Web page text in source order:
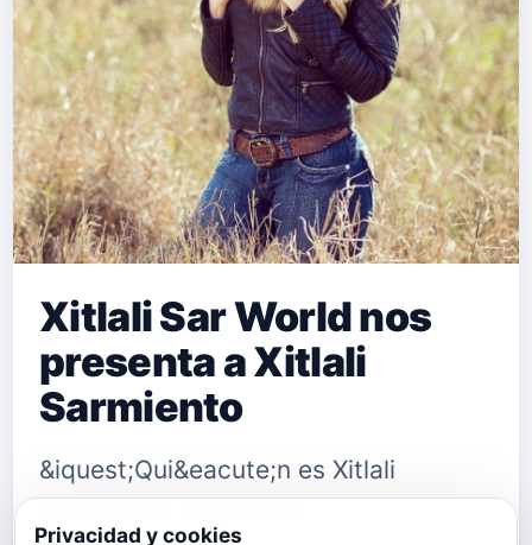
Xitlali Sar World nos
presenta a Xitlali
Sarmiento
&iquest;Qui&eacute;n es Xitlali
Privacidad y cookies